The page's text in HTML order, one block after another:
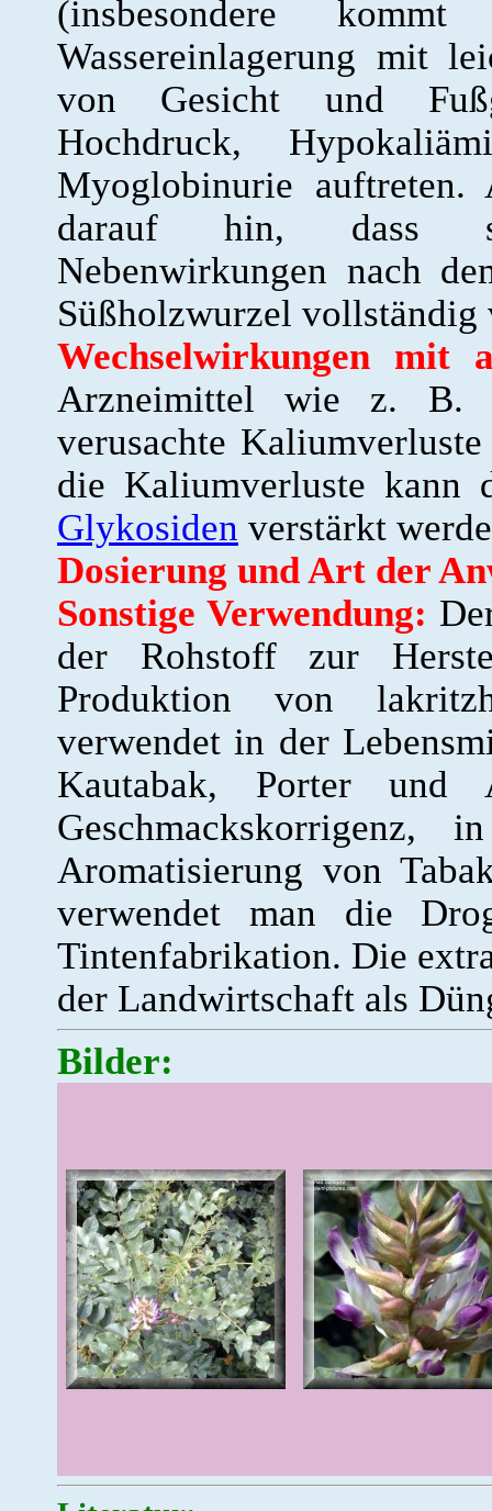
(insbesondere
Wassereinlagerung mit
von Gesicht und
Hochdruck,
Myoglobinurie auftreten.
darauf hin, dass
Nebenwirkungen nach
Süßholzwurzel vollständig
Wechselwirkungen mit
Arzneimittel wie z. B.
verusachte
die Kaliumverluste
Glykosiden verstärkt
Dosierung und Art der
Sonstige Verwendung:
der Rohstoff zur
Produktion von
verwendet in der
Kautabak, Porter
Aromatisierung von
verwendet man die
Tintenfabrikation. Die
der Landwirtschaft als
Bilder: